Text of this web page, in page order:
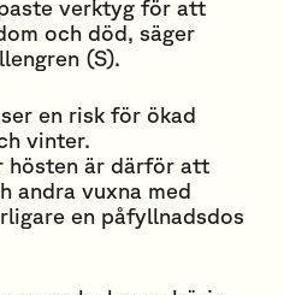
verktyg för att
och död, säger
(S).
en risk för ökad
vinter.
hösten är därför att
andra vuxna med
en påfyllnadsdos